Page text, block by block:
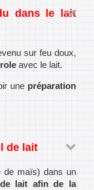
dans le lait
sur feu doux,
avec le lait.
une préparation
de lait
maïs) dans un
lait afin de la